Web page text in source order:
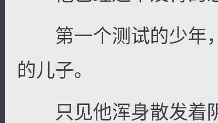
第一个测试的少年
的儿子。
只见他浑身散发着